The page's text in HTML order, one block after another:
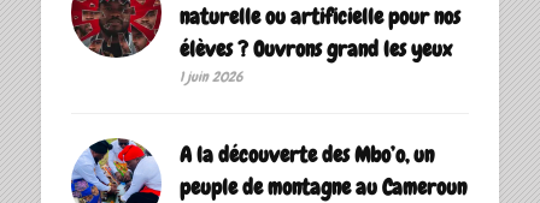
naturelle ou artificielle pour nos
élèves ? Ouvrons grand les yeux
1 juin 2026
A la découverte des Mbo’o, un
peuple de montagne au Cameroun